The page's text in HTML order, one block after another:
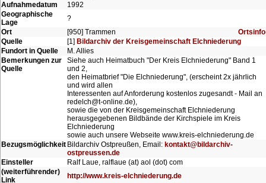
Aufnahmedatum
1992
Geographische
Lage
?
Ort
[950] Trammen
Ortsinfo
Quelle
[1] Bildarchiv der Kreisgemeinschaft Elchniederung
Fundort in Quelle
M. Allies
Bemerkungen zur
Quelle
Siehe auch Heimatbuch "Der Kreis Elchniederung" Band 1
und 2,
den Heimatbrief "Die Elchniederung", (erscheint 2x jährlich
und wird allen
Interessenten auf Anforderung kostenlos zugesandt - Mail an
redelch@t-online.de),
sowie die von der Kreisgemeinschaft Elchniederung
herausgegebenen Bildbände der Kirchspiele im Kreis
Elchniederung
sowie auch unsere Webseite www.kreis-elchniederung.de
Bezugsmöglichkeit Bildarchiv Ostpreußen, Email: kontakt@bildarchiv-
ostpreussen.de
Einsteller
Ralf Laue, ralflaue (at) aol (dot) com
(weiterführender)
Link
http://www.kreis-elchniederung.de